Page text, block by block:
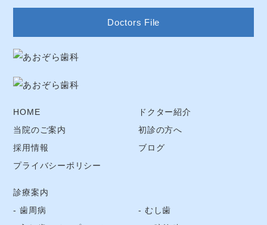
Doctors File
HOME
ドクター紹介
当院のご案内
初診の方へ
採用情報
ブログ
プライバシーポリシー
診療案内
歯周病
むし歯